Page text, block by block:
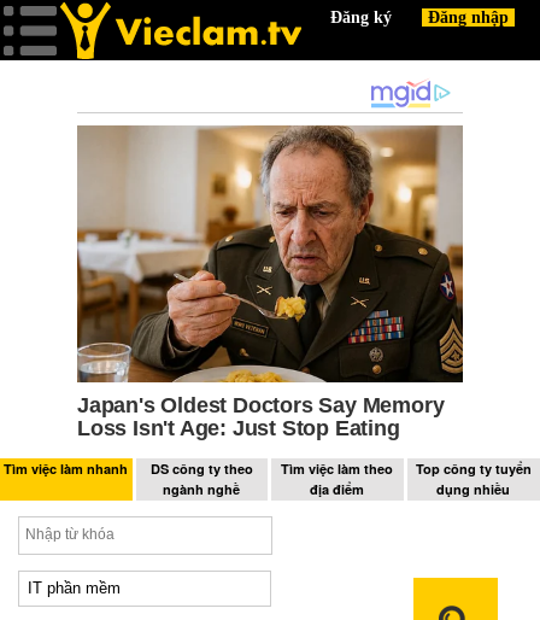
Tìm việc làm nhanh
DS công ty theo
ngành nghề
Tìm việc làm theo
địa điểm
Top công ty tuyển
dụng nhiều